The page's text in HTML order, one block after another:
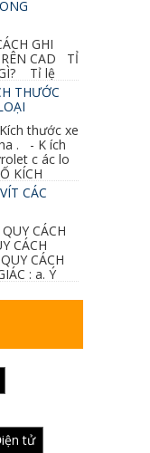
GHI
CAD TỈ
GÌ? Tỉ lệ
trúc...
THƯỚC
thước xe
. - K ích
c ác lo
KÍCH
CÁC
CÁCH
CÁCH
CÁCH
: a. Ý
tử